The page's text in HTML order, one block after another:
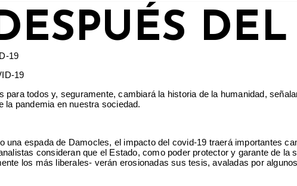
DEL
19
todos y, seguramente, cambiará la historia de la humanidad,
la pandemia en nuestra sociedad.
espada de Damocles, el impacto del covid-19 traerá importantes
consideran que el Estado, como poder protector y garante de
los más liberales- verán erosionadas sus tesis, avaladas por